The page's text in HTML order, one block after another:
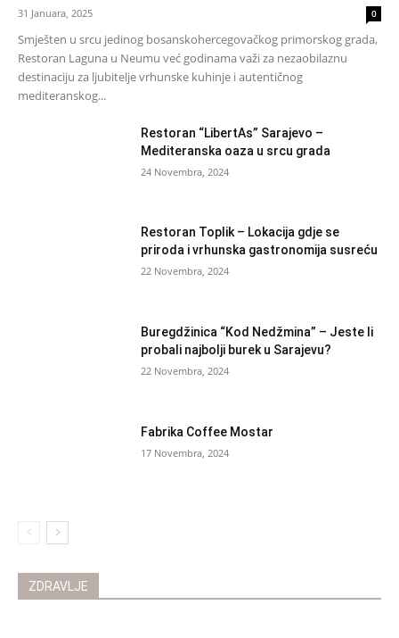
31 Januara, 2025 0
Smješten u srcu jedinog bosanskohercegovačkog primorskog grada,
Restoran Laguna u Neumu već godinama važi za nezaobilaznu
destinaciju za ljubitelje vrhunske kuhinje i autentičnog
mediteranskog...
Restoran “LibertAs” Sarajevo –
Mediteranska oaza u srcu grada
24 Novembra, 2024
Restoran Toplik – Lokacija gdje se
priroda i vrhunska gastronomija susreću
22 Novembra, 2024
Buregdžinica “Kod Nedžmina” – Jeste li
probali najbolji burek u Sarajevu?
22 Novembra, 2024
Fabrika Coffee Mostar
17 Novembra, 2024
ZDRAVLJE